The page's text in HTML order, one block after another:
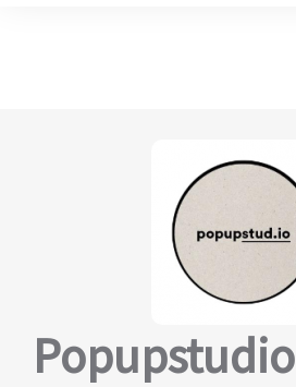
Popupstudio